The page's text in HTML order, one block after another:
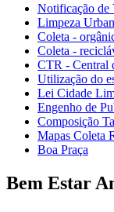
Notificação de
Limpeza
Coleta -
Coleta -
CTR - Central
Utilização do
Lei Cidade
Engenho de
Composição
Mapas Coleta
Boa Praça
Bem Estar